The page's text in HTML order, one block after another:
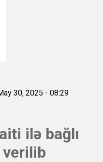
30, 2025 - 08:29
ilə bağlı
verilib